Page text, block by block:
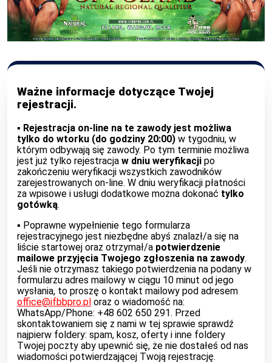
Ważne informacje dotyczące Twojej
rejestracji.
▪︎ Rejestracja on-line na te zawody jest możliwa
tylko do wtorku (do godziny 20:00) w tygodniu, w
którym odbywają się zawody. Po tym terminie możliwa
jest już tylko rejestracja w dniu weryfikacji po
zakończeniu weryfikacji wszystkich zawodników
zarejestrowanych on-line. W dniu weryfikacji płatności
za wpisowe i usługi dodatkowe można dokonać tylko
gotówką.
▪︎ Poprawne wypełnienie tego formularza
rejestracyjnego jest niezbędne abyś znalazł/a się na
liście startowej oraz otrzymał/a potwierdzenie
mailowe przyjęcia Twojego zgłoszenia na zawody.
Jeśli nie otrzymasz takiego potwierdzenia na podany w
formularzu adres mailowy w ciągu 10 minut od jego
wysłania, to proszę o kontakt mailowy pod adresem
office@ifbbpro.pl oraz o wiadomość na:
WhatsApp/Phone: +48 602 650 291. Przed
skontaktowaniem się z nami w tej sprawie sprawdź
najpierw foldery: spam, kosz, oferty i inne foldery
Twojej poczty aby upewnić się, że nie dostałeś od nas
wiadomości potwierdzającej Twoją rejestrację.